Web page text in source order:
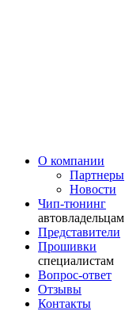
О компании
Партнеры
Новости
Чип-тюнинг
автовладельцам
Представители
Прошивки
специалистам
Вопрос-ответ
Отзывы
Контакты